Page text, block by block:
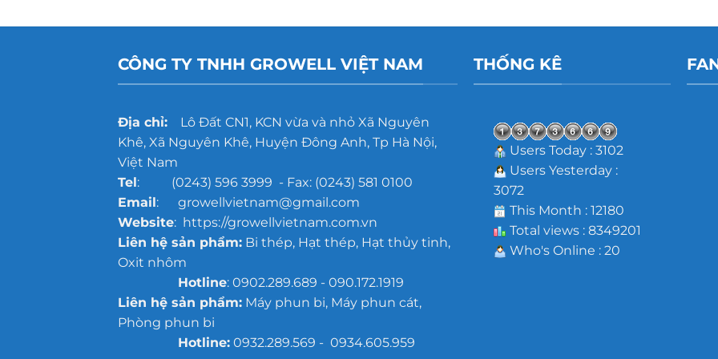
CÔNG TY TNHH GROWELL VIỆT NAM
Địa chỉ:Lô Đất CN1, KCN vừa và nhỏ Xã Nguyên
Khê, Xã Nguyên Khê, Huyện Đông Anh, Tp Hà Nội,
Việt Nam
Tel: (0243) 596 3999 - Fax: (0243) 581 0100
Email: growellvietnam@gmail.com
Website: https://growellvietnam.com.vn
Liên hệ sản phẩm:Bi thép, Hạt thép, Hạt thủy tinh,
Oxit nhôm
Hotline: 0902.289.689 - 090.172.1919
Liên hệ sản phẩm:Máy phun bi, Máy phun cát,
Phòng phun bi
Hotline:0932.289.569 - 0934.605.959
THỐNG KÊ
Users Today : 3102
Users Yesterday :
3072
This Month : 12180
Total views : 8349201
Who's Online : 20